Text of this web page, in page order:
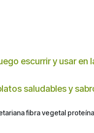
escurrir y usar en
saludables y
fibra vegetal